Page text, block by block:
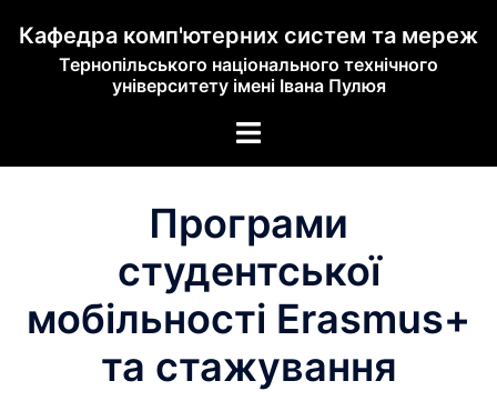
Кафедра комп'ютерних систем та мереж
Тернопільського національного технічного
університету імені Івана Пулюя
Програми
студентської
мобільності Erasmus+
та стажування